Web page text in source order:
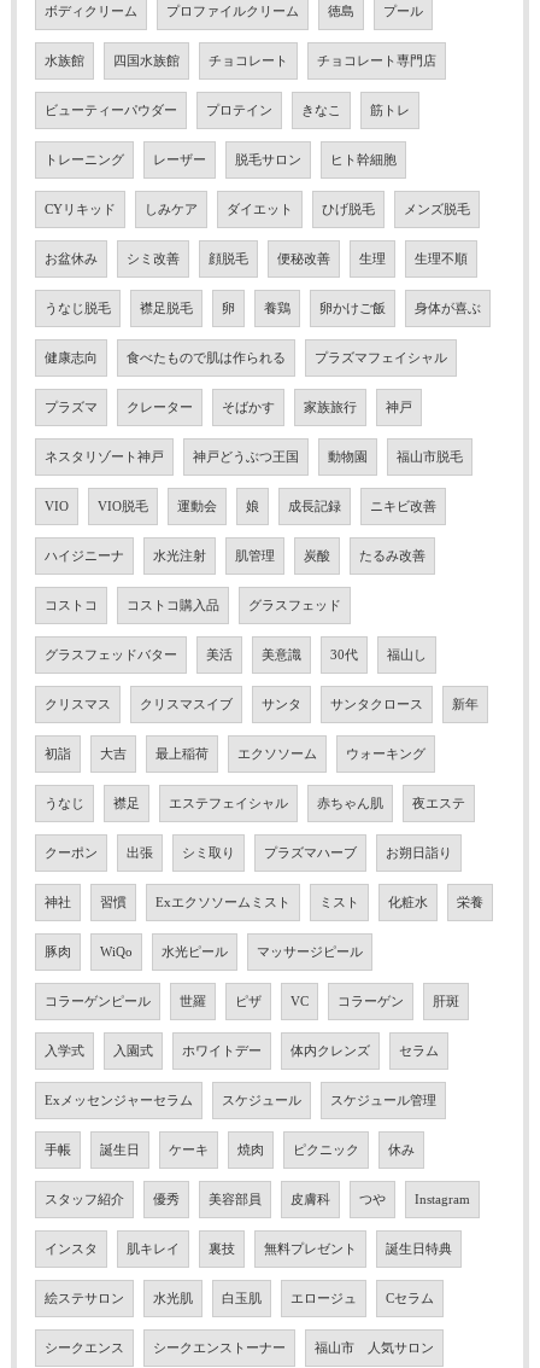
ボディクリーム プロファイルクリーム 徳島 プール
水族館 四国水族館 チョコレート チョコレート専門店
ビューティーパウダー プロテイン きなこ 筋トレ
トレーニング レーザー 脱毛サロン ヒト幹細胞
CYリキッド しみケア ダイエット ひげ脱毛 メンズ脱毛
お盆休み シミ改善 顔脱毛 便秘改善 生理 生理不順
うなじ脱毛 襟足脱毛 卵 養鶏 卵かけご飯 身体が喜ぶ
健康志向 食べたもので肌は作られる プラズマフェイシャル
プラズマ クレーター そばかす 家族旅行 神戸
ネスタリゾート神戸 神戸どうぶつ王国 動物園 福山市脱毛
VIO VIO脱毛 運動会 娘 成長記録 ニキビ改善
ハイジニーナ 水光注射 肌管理 炭酸 たるみ改善
コストコ コストコ購入品 グラスフェッド
グラスフェッドバター 美活 美意識 30代 福山し
クリスマス クリスマスイブ サンタ サンタクロース 新年
初詣 大吉 最上稲荷 エクソソーム ウォーキング
うなじ 襟足 エステフェイシャル 赤ちゃん肌 夜エステ
クーポン 出張 シミ取り プラズマハーブ お朔日詣り
神社 習慣 Exエクソソームミスト ミスト 化粧水 栄養
豚肉 WiQo 水光ピール マッサージピール
コラーゲンピール 世羅 ピザ VC コラーゲン 肝斑
入学式 入園式 ホワイトデー 体内クレンズ セラム
Exメッセンジャーセラム スケジュール スケジュール管理
手帳 誕生日 ケーキ 焼肉 ピクニック 休み
スタッフ紹介 優秀 美容部員 皮膚科 つや Instagram
インスタ 肌キレイ 裏技 無料プレゼント 誕生日特典
絵ステサロン 水光肌 白玉肌 エロージュ Cセラム
シークエンス シークエンストーナー 福山市 人気サロン